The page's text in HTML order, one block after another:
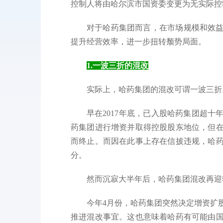
控制人将由哈尔滨市国资委变更为无实际
对于哈药集团而言，在市场规模和效
提升经营效率，进一步扭转颓势局面。
1.一波三折的混改
实际上，哈药集团的混改可谓一波三
早在2017年底，已入股哈药集团超十
药集团进行增资并取得控股股东地位，但
而终止。而因在此事上存在信披违规，哈
分。
然而沉寂大半年后，哈药集团混改再
今年4月份，哈药集团突然决定增资扩
推进混改事宜。这也意味着哈药有可能由